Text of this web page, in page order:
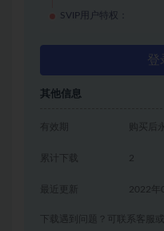
SVIP用户特权：
登
其他信息
有效期 购买后
累计下载 2
2022年
下载遇到问题？可联系客服